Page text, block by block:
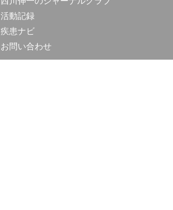
活動記録
疾患ナビ
お問い合わせ